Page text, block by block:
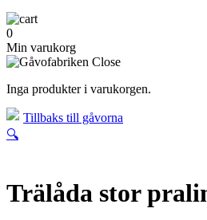
0
Min varukorg
Inga produkter i varukorgen.
Tillbaks till gåvorna
🔍
Trälåda stor